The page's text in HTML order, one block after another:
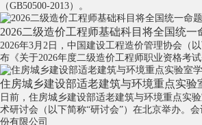
（GB50500-2013）。
2026二级造价工程师基础科目将全国统一
2026年3月2日，中国建设工程造价管理协会（
布《关于2026年度二级造价工程师职业资格考
住房城乡建设部适老建筑与环境重点实验
日前，住房城乡建设部适老建筑与环境重点实
术研讨会（以下简称“研讨会”）在北京举办。
份有限公司